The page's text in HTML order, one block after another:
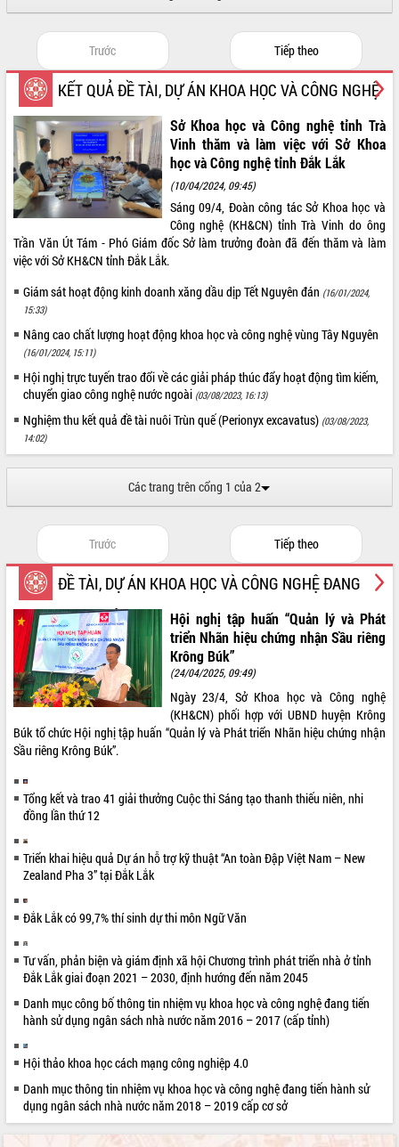
Xây dựng nông thôn mới: Nâng cao đời
Quyết liệt tháo gỡ vướng mắc, đẩy
nhanh tiến độ các dự án trọng điểm
trong Khu kinh tế Nam Phú Yên
Hòn Yến phát triển du lịch gắn với bảo
tồn biển
Lấy ý kiến điều chỉnh Quy hoạch tỉnh
Đắk Lắk thời kỳ 2021-2030, tầm nhìn
đến năm 2050
Phát động chiến dịch 30 ngày đêm
giải phóng mặt bằng Tuyến đường bộ
ven biển
kinh tế từ 10% trở lên trong Quý
II/2026
Đắk Lắk ký kết thỏa thuận hợp tác về
chuyển đổi số giai đoạn 2026 – 2030
với Tập đoàn Bưu chính Viễn thông
Việt Nam
Thứ trưởng Bộ Y tế làm việc với tỉnh
Đắk Lắk về phát triển nhân lực y tế
cho trạm y tế cấp xã
Du lịch Đắk Lắk nâng tầm trải nghiệm
du khách thông qua Hệ thống cơ sở dữ
liệu và Bản đồ số
Tập huấn ứng dụng trí tuệ nhân tạo (AI)
trong thương mại điện tử năm 2026
Đoàn đại biểu Quốc hội tỉnh Đắk Lắk
trao đổi thông tin trước Kỳ họp thứ
nhất, Quốc hội khóa XVI
Quyết liệt cải cách hành chính, khơi
thông nguồn lực phát triển
Nâng cao hiệu lực, hiệu quả HĐND
tỉnh thông qua hiện đại hóa hành chính
Xã Ea Phê gắn cải cách hành chính với
chuyển đổi số
Phó Chủ tịch Thường trực UBND tỉnh
Hồ Thị Nguyên Thảo làm việc tại Trung
tâm Phục vụ hành chính công xã Ea
Phê
Xây dựng nền hành chính số đồng
hành cùng nông dân dân, doanh nghiệp
Giai đoạn 2026-2030, Đắk Lắk phấn
đấu có 77% xã đạt chuẩn nông thôn
mới
Chuyển đổi số 'mở đường' cho nông
Triển khai đồng bộ đo đạc, lập hồ sơ
địa chính, hoàn thiện cơ sở dữ liệu đất
Ứng dụng sinh trắc học - Bước tiến
Lắk
Đắk Lắk nâng cao hiệu quả công tác
Đảng từ Sổ tay đảng viên điện tử
Đắk Lắk đẩy mạnh nuôi biển công
nghệ, hướng tới phát triển thủy sản
Trước Tiếp theo
KẾT QUẢ ĐỀ TÀI, DỰ ÁN KHOA HỌC VÀ CÔNG NGHỆ
Sở Khoa học và Công nghệ tỉnh Trà
Vinh thăm và làm việc với Sở Khoa
học và Công nghệ tỉnh Đắk Lắk
(10/04/2024, 09:45)
Sáng 09/4, Đoàn công tác Sở Khoa học và
Công nghệ (KH&CN) tỉnh Trà Vinh do ông
Trần Văn Út Tám - Phó Giám đốc Sở làm trưởng đoàn đã đến thăm và làm
việc với Sở KH&CN tỉnh Đắk Lắk.
Giám sát hoạt động kinh doanh xăng dầu dịp Tết Nguyên đán (16/01/2024,
15:33)
Nâng cao chất lượng hoạt động khoa học và công nghệ vùng Tây Nguyên
(16/01/2024, 15:11)
Hội nghị trực tuyến trao đổi về các giải pháp thúc đẩy hoạt động tìm kiếm,
chuyển giao công nghệ nước ngoài (03/08/2023, 16:13)
Nghiệm thu kết quả đề tài nuôi Trùn quế (Perionyx excavatus) (03/08/2023,
14:02)
Các trang trên cổng 1 của 2
Trước Tiếp theo
ĐỀ TÀI, DỰ ÁN KHOA HỌC VÀ CÔNG NGHỆ ĐANG
THỰC HIỆN
Hội nghị tập huấn “Quản lý và Phát
triển Nhãn hiệu chứng nhận Sầu riêng
Krông Búk”
(24/04/2025, 09:49)
Ngày 23/4, Sở Khoa học và Công nghệ
(KH&CN) phối hợp với UBND huyện Krông
Búk tổ chức Hội nghị tập huấn “Quản lý và Phát triển Nhãn hiệu chứng nhận
Sầu riêng Krông Búk”.
Tổng kết và trao 41 giải thưởng Cuộc thi Sáng tạo thanh thiếu niên, nhi
đồng lần thứ 12
Triển khai hiệu quả Dự án hỗ trợ kỹ thuật “An toàn Đập Việt Nam – New
Zealand Pha 3” tại Đắk Lắk
Đắk Lắk có 99,7% thí sinh dự thi môn Ngữ Văn
Tư vấn, phản biện và giám định xã hội Chương trình phát triển nhà ở tỉnh
Đắk Lắk giai đoạn 2021 – 2030, định hướng đến năm 2045
Danh mục công bố thông tin nhiệm vụ khoa học và công nghệ đang tiến
hành sử dụng ngân sách nhà nước năm 2016 – 2017 (cấp tỉnh)
Hội thảo khoa học cách mạng công nghiệp 4.0
Danh mục thông tin nhiệm vụ khoa học và công nghệ đang tiến hành sử
dụng ngân sách nhà nước năm 2018 – 2019 cấp cơ sở